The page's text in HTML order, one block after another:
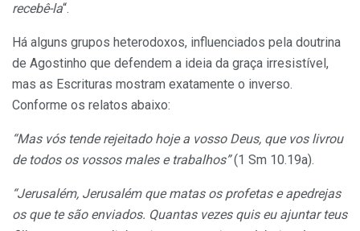
recebê-la“.
Há alguns grupos heterodoxos, influenciados pela doutrina
de Agostinho que defendem a ideia da graça irresistível,
mas as Escrituras mostram exatamente o inverso.
Conforme os relatos abaixo:
“Mas vós tende rejeitado hoje a vosso Deus, que vos livrou
de todos os vossos males e trabalhos”(1 Sm 10.19a).
“Jerusalém, Jerusalém que matas os profetas e apedrejas
os que te são enviados. Quantas vezes quis eu ajuntar teus